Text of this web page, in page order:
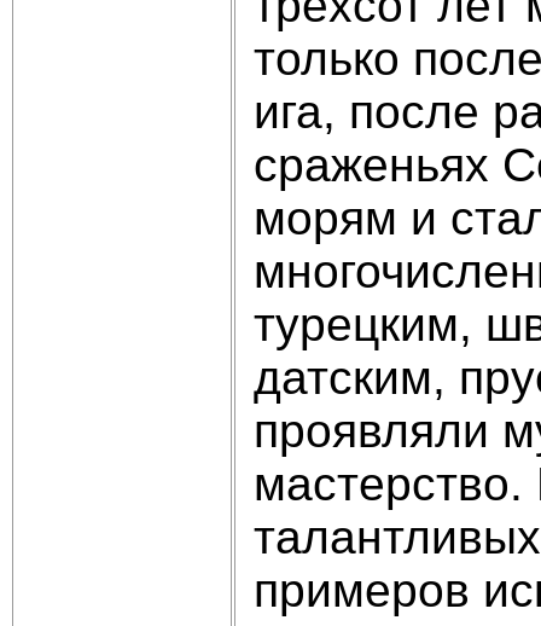
только
ига, после
сраженьях
морям и
турецким,
датским,
проявляли
примеров